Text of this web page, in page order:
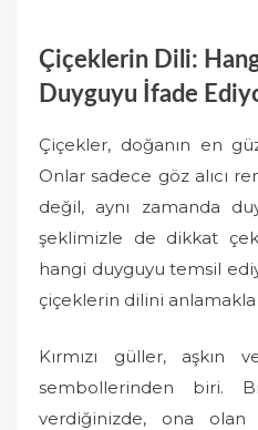
Çiçeklerin Dili:
Duyguyu İfade
Çiçekler, doğanın en
Onlar sadece göz alıcı
değil, aynı zamanda
şeklimizle de dikkat
hangi duyguyu temsil
çiçeklerin dilini anlamakla
Kırmızı güller,
sembollerinden biri.
verdiğinizde, ona